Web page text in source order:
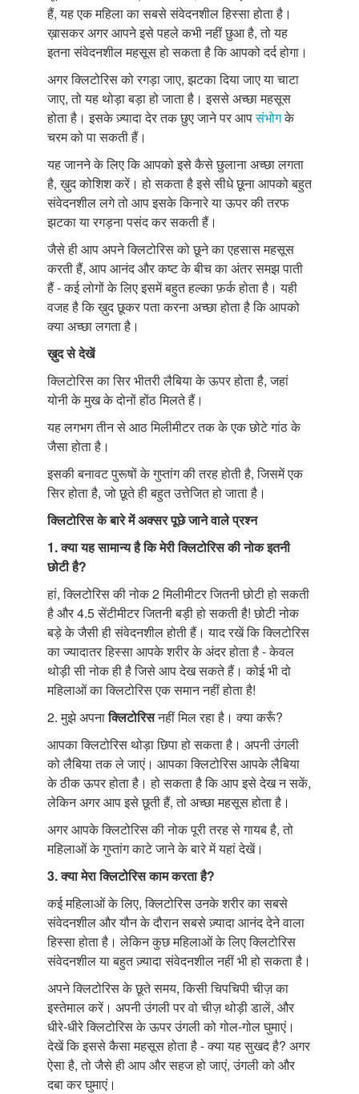
हैं, यह एक महिला का सबसे संवेदनशील हिस्सा होता है।
ख़ासकर अगर आपने इसे पहले कभी नहीं छुआ है, तो यह
इतना संवेदनशील महसूस हो सकता है कि आपको दर्द होगा।
अगर क्लिटोरिस को रगड़ा जाए, झटका दिया जाए या चाटा
जाए, तो यह थोड़ा बड़ा हो जाता है। इससे अच्छा महसूस
होता है। इसके ज़्यादा देर तक छुए जाने पर आपसंभोगके
चरम को पा सकती हैं।
यह जानने के लिए कि आपको इसे कैसे छुलाना अच्छा लगता
है, ख़ुद कोशिश करें। हो सकता है इसे सीधे छूना आपको बहुत
संवेदनशील लगे तो आप इसके किनारे या ऊपर की तरफ
झटका या रगड़ना पसंद कर सकती हैं।
जैसे ही आप अपने क्लिटोरिस को छूने का एहसास महसूस
करती हैं, आप आनंद और कष्ट के बीच का अंतर समझ पाती
हैं - कई लोगों के लिए इसमें बहुत हल्का फ़र्क होता है। यही
वजह है कि ख़ुद छूकर पता करना अच्छा होता है कि आपको
क्या अच्छा लगता है।
ख़ुदसेदेखें
क्लिटोरिस का सिर भीतरी लैबिया के ऊपर होता है, जहां
योनी के मुख के दोनों होंठ मिलते हैं।
यह लगभग तीन से आठ मिलीमीटर तक के एक छोटे गांठ के
जैसा होता है।
इसकी बनावट पुरूषों के गुप्तांग की तरह होती है, जिसमें एक
सिर होता है, जो छूते ही बहुत उत्तेजित हो जाता है।
क्लिटोरिसकेबारेमेंअक्सरपूछेजानेवालेप्रश्न
1.क्यायहसामान्यहैकिमेरीक्लिटोरिसकीनोकइतनी
छोटीहै?
हां, क्लिटोरिस की नोक 2 मिलीमीटर जितनी छोटी हो सकती
है और 4.5 सेंटीमीटर जितनी बड़ी हो सकती है! छोटी नोक
बड़े के जैसी ही संवेदनशील होती हैं। याद रखें कि क्लिटोरिस
का ज्यादातर हिस्सा आपके शरीर के अंदर होता है - केवल
थोड़ी सी नोक ही है जिसे आप देख सकते हैं। कोई भी दो
महिलाओं का क्लिटोरिस एक समान नहीं होता है!
2. मुझे अपनाक्लिटोरिसनहीं मिल रहा है। क्या करूँ?
आपका क्लिटोरिस थोड़ा छिपा हो सकता है। अपनी उंगली
को लैबिया तक ले जाएं। आपका क्लिटोरिस आपके लैबिया
के ठीक ऊपर होता है। हो सकता है कि आप इसे देख न सकें,
लेकिन अगर आप इसे छूती हैं, तो अच्छा महसूस होता है।
अगर आपके क्लिटोरिस की नोक पूरी तरह से गायब है, तो
महिलाओं के गुप्तांग काटे जाने के बारे में यहां देखें।
3.क्यामेराक्लिटोरिसकामकरताहै?
कई महिलाओं के लिए, क्लिटोरिस उनके शरीर का सबसे
संवेदनशील और यौन के दौरान सबसे ज़्यादा आनंद देने वाला
हिस्सा होता है। लेकिन कुछ महिलाओं के लिए क्लिटोरिस
संवेदनशील या बहुत ज़्यादा संवेदनशील नहीं भी हो सकता है।
अपने क्लिटोरिस के छूते समय, किसी चिपचिपी चीज़ का
इस्तेमाल करें। अपनी उंगली पर वो चीज़ थोड़ी डालें, और
धीरे-धीरे क्लिटोरिस के ऊपर उंगली को गोल-गोल घुमाएं।
देखें कि इससे कैसा महसूस होता है - क्या यह सुखद है? अगर
ऐसा है, तो जैसे ही आप और सहज हो जाएं, उंगली को और
दबा कर घुमाएं।